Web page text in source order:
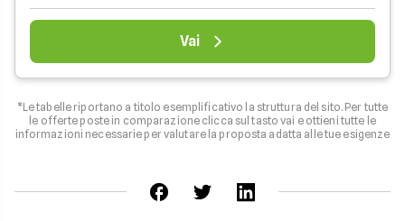
Vai
*Le tabelle riportano a titolo esemplificativo la struttura del sito. Per tutte
le offerte poste in comparazione clicca sul tasto vai e ottieni tutte le
informazioni necessarie per valutare la proposta adatta alle tue esigenze